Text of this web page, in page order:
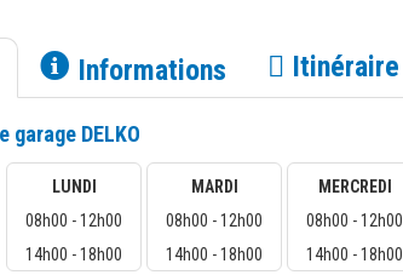
Informations Itinéraire
garage DELKO
LUNDI
08h00 - 12h00
14h00 - 18h00
MARDI
08h00 - 12h00
14h00 - 18h00
MERCREDI
08h00 - 12h00
14h00 - 18h00